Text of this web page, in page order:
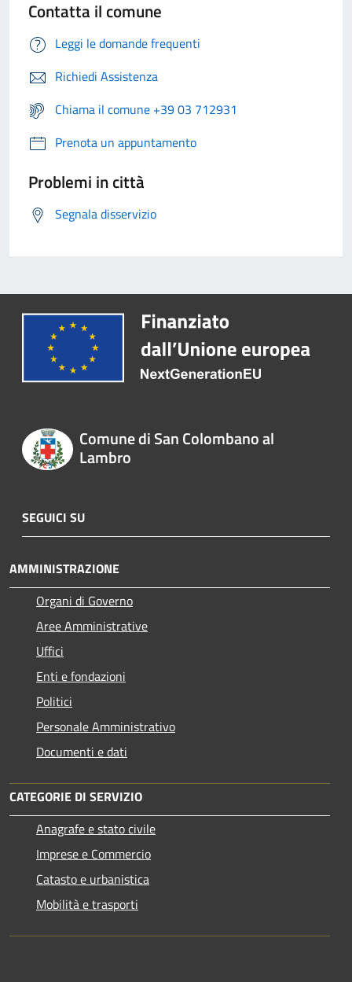
Contatta il comune
Leggi le domande frequenti
Richiedi Assistenza
Chiama il comune +39 03 712931
Prenota un appuntamento
Problemi in città
Segnala disservizio
Comune di San Colombano al
Lambro
SEGUICI SU
AMMINISTRAZIONE
Organi di Governo
Aree Amministrative
Uffici
Enti e fondazioni
Politici
Personale Amministrativo
Documenti e dati
CATEGORIE DI SERVIZIO
Anagrafe e stato civile
Imprese e Commercio
Catasto e urbanistica
Mobilità e trasporti